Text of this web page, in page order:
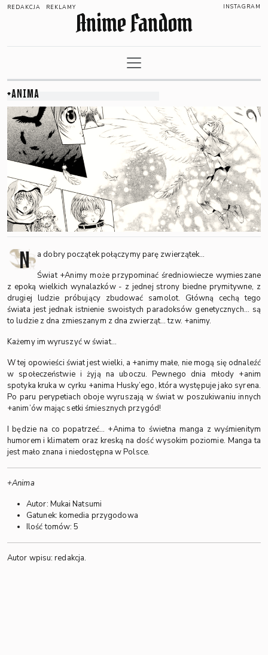
REDAKCJA REKLAMY INSTAGRAM
Anime Fandom
+ANIMA
N
a dobry początek połączymy parę zwierzątek…
Świat +Animy może przypominać średniowiecze wymieszane
z epoką wielkich wynalazków - z jednej strony biedne prymitywne, z
drugiej ludzie próbujący zbudować samolot. Główną cechą tego
świata jest jednak istnienie swoistych paradoksów genetycznych… są
to ludzie z dna zmieszanym z dna zwierząt… tzw. +animy.
Każemy im wyruszyć w świat…
W tej opowieści świat jest wielki, a +animy małe, nie mogą się odnaleźć
w społeczeństwie i żyją na uboczu. Pewnego dnia młody +anim
spotyka kruka w cyrku +anima Husky’ego, która występuje jako syrena.
Po paru perypetiach oboje wyruszają w świat w poszukiwaniu innych
+anim’ów mając setki śmiesznych przygód!
I będzie na co popatrzeć… +Anima to świetna manga z wyśmienitym
humorem i klimatem oraz kreską na dość wysokim poziomie. Manga ta
jest mało znana i niedostępna w Polsce.
+Anima
Autor: Mukai Natsumi
Gatunek: komedia przygodowa
Ilość tomów: 5
Autor wpisu: redakcja.